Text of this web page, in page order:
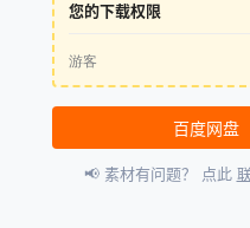
您的下载权限
游客
百度网盘
📢 素材有问题？ 点此